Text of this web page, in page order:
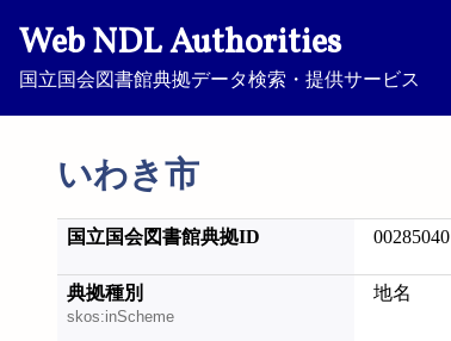
Web NDL Authorities
国立国会図書館典拠データ検索・提供サービス
いわき市
国立国会図書館典拠ID 00285040
典拠種別
skos:inScheme
地名